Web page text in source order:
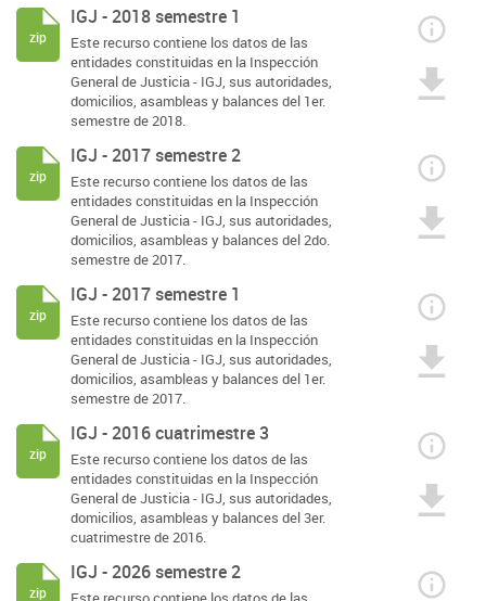
IGJ - 2018 semestre 1
Este recurso contiene los datos de las
entidades constituidas en la Inspección
General de Justicia - IGJ, sus autoridades,
domicilios, asambleas y balances del 1er.
semestre de 2018.
zip
IGJ - 2017 semestre 2
Este recurso contiene los datos de las
entidades constituidas en la Inspección
General de Justicia - IGJ, sus autoridades,
domicilios, asambleas y balances del 2do.
semestre de 2017.
zip
IGJ - 2017 semestre 1
Este recurso contiene los datos de las
entidades constituidas en la Inspección
General de Justicia - IGJ, sus autoridades,
domicilios, asambleas y balances del 1er.
semestre de 2017.
zip
IGJ - 2016 cuatrimestre 3
Este recurso contiene los datos de las
entidades constituidas en la Inspección
General de Justicia - IGJ, sus autoridades,
domicilios, asambleas y balances del 3er.
cuatrimestre de 2016.
zip
IGJ - 2026 semestre 2
zip